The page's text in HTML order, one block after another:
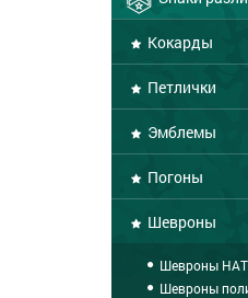
Кокарды
Петлички
Эмблемы
Погоны
Шевроны
Шевроны
Шевроны